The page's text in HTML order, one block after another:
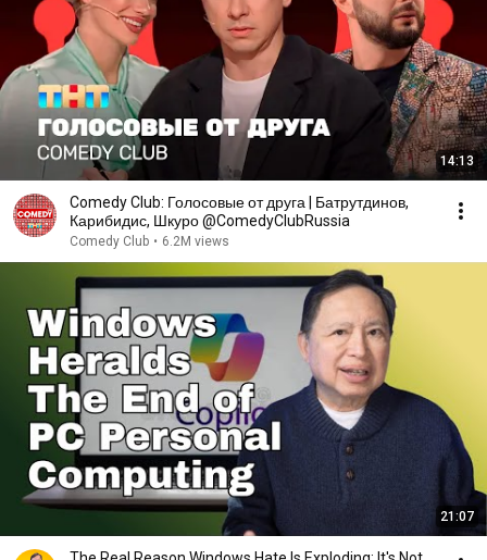
14:13
Comedy Club: Голосовые от друга | Батрутдинов,
Карибидис, Шкуро @ComedyClubRussia
Comedy Club • 6.2M views
21:07